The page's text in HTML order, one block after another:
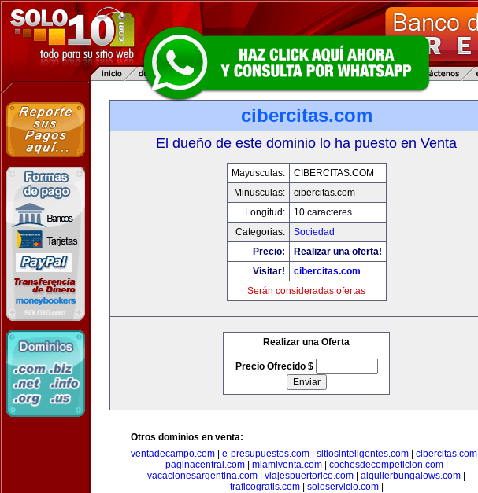
cibercitas.com
El dueño de este dominio lo ha puesto en Venta
Mayusculas:
CIBERCITAS.COM
Minusculas:
cibercitas.com
Longitud:
10 caracteres
Categorias:
Sociedad
Precio:
Realizar una oferta!
Visitar!
cibercitas.com
Serán consideradas ofertas
Realizar una Oferta
Precio Ofrecido $
Otros dominios en venta:
ventadecampo.com
e-presupuestos.com sitiosinteligentes.com cibercitas.com
paginacentral.com| miamiventa.com| cochesdecompeticion.com|
vacacionesargentina.com
viajespuertorico.com alquilerbungalows.com
traficogratis.com| soloservicio.com|